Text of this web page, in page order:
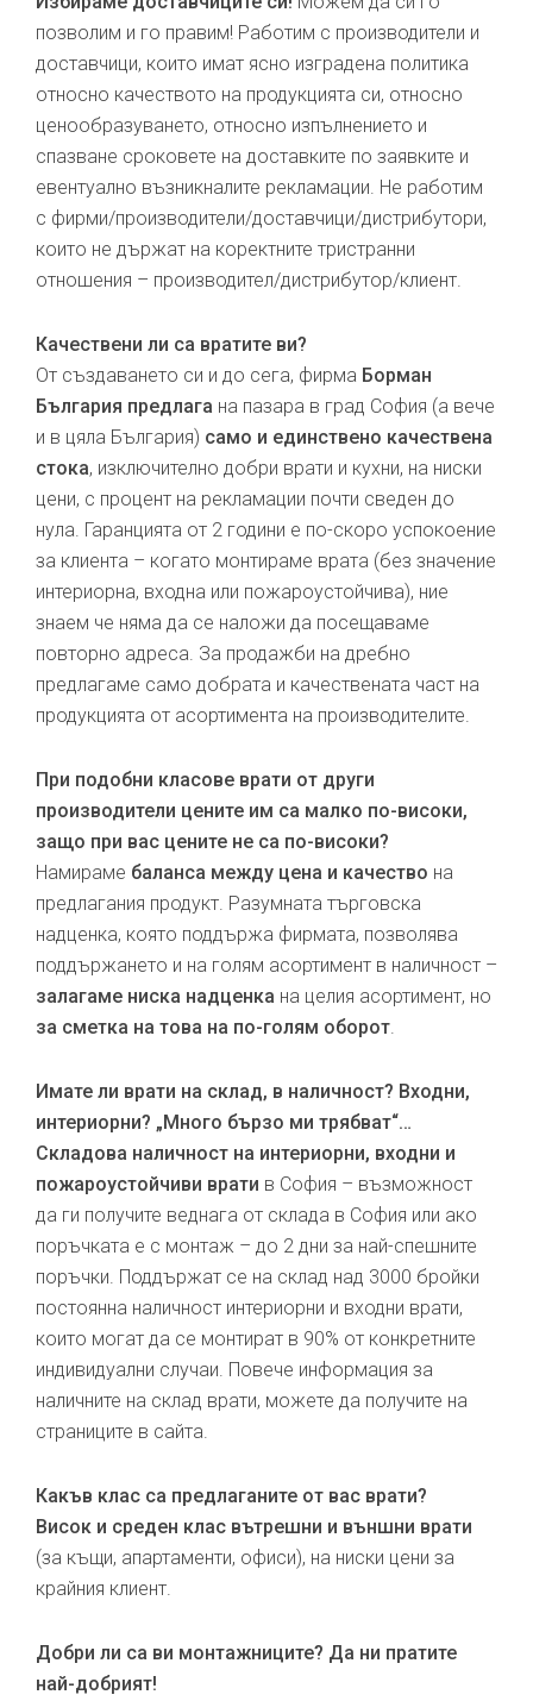
позволим и го правим! Работим с производители и
доставчици, които имат ясно изградена политика
относно качеството на продукцията си, относно
ценообразуването, относно изпълнението и
спазване сроковете на доставките по заявките и
евентуално възникналите рекламации. Не работим
с фирми/производители/доставчици/дистрибутори,
които не държат на коректните тристранни
отношения – производител/дистрибутор/клиент.
Качествени ли са вратите ви?
От създаването си и до сега, фирма Борман
България предлага на пазара в град София (а вече
и в цяла България) само и единствено качествена
стока, изключително добри врати и кухни, на ниски
цени, с процент на рекламации почти сведен до
нула. Гаранцията от 2 години е по-скоро успокоение
за клиента – когато монтираме врата (без значение
интериорна, входна или пожароустойчива), ние
знаем че няма да се наложи да посещаваме
повторно адреса. За продажби на дребно
предлагаме само добрата и качествената част на
продукцията от асортимента на производителите.
При подобни класове врати от други
производители цените им са малко по-високи,
защо при вас цените не са по-високи?
Намираме баланса между цена и качество на
предлагания продукт. Разумната търговска
надценка, която поддържа фирмата, позволява
поддържането и на голям асортимент в наличност –
залагаме ниска надценка на целия асортимент, но
за сметка на това на по-голям оборот
Имате ли врати на склад, в наличност? Входни,
интериорни? „Много бързо ми трябват“…
Складова наличност на интериорни, входни и
пожароустойчиви врати в София – възможност
да ги получите веднага от склада в София или ако
поръчката е с монтаж – до 2 дни за най-спешните
поръчки. Поддържат се на склад над 3000 бройки
постоянна наличност интериорни и входни врати,
които могат да се монтират в 90% от конкретните
индивидуални случаи. Повече информация за
наличните на склад врати, можете да получите на
страниците в сайта.
Какъв клас са предлаганите от вас врати?
Висок и среден клас вътрешни и външни врати
(за къщи, апартаменти, офиси), на ниски цени за
крайния клиент.
Добри ли са ви монтажниците? Да ни пратите
най-добрият!